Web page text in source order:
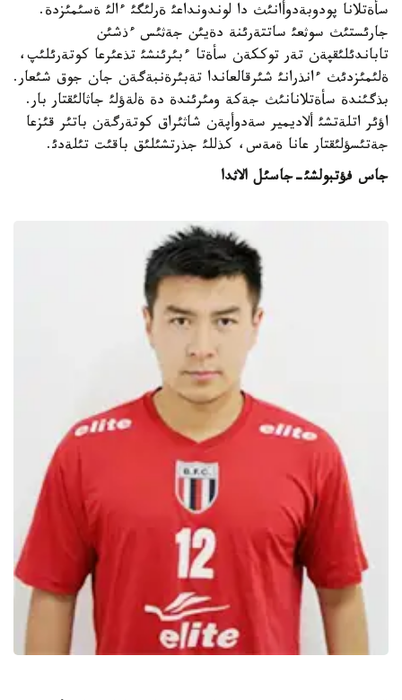
سأةتلانا پودوبةدوأانئث دا لوندونداعئ ةرلئگئ ءالئ ةسئمئزدة.
جارئستئث سوثعئ ساتتةرئنة دةيئن جةثئس ءذشئن
تاباندئلئقپةن تةر توككةن سأةتا ءبئرئنشئ تذعئرعا كوتةرئلئپ،
ةلئمئزدئث ءانذرانئ شئرقالعاندا تةبئرةنبةگةن جان جوق شئعار.
بذگئندة سأةتلانانئث جةكة ومئرئندة دة ةلةؤلئ جاثالئقتار بار.
اؤئر اتلةتشئ ألاديمير سةدوأپةن شاثئراق كوتةرگةن باتئر قئزعا
جةتئسؤلئقتار عانا ةمةس، كذللئ جذرتشئلئق باقئت تئلةدئ.
جاس فؤتبولشئ-جاسئل الاثدا